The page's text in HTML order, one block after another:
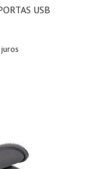
USB